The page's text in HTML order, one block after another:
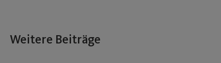
Weitere Beiträge